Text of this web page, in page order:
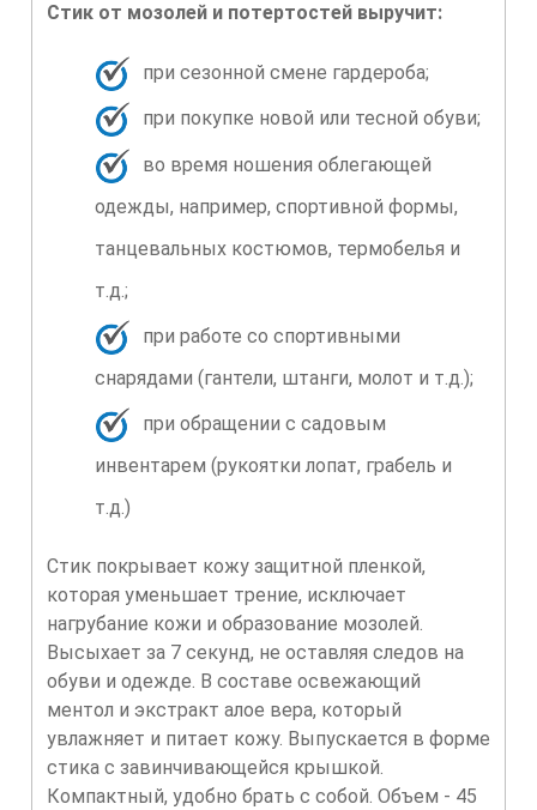
Стик от мозолей и потертостей выручит:
при сезонной смене гардероба;
при покупке новой или тесной обуви;
во время ношения облегающей
одежды, например, спортивной формы,
танцевальных костюмов, термобелья и
т.д.;
при работе со спортивными
снарядами (гантели, штанги, молот и т.д.);
при обращении с садовым
инвентарем (рукоятки лопат, грабель и
т.д.)
Стик покрывает кожу защитной пленкой,
которая уменьшает трение, исключает
нагрубание кожи и образование мозолей.
Высыхает за 7 секунд, не оставляя следов на
обуви и одежде. В составе освежающий
ментол и экстракт алое вера, который
увлажняет и питает кожу. Выпускается в форме
стика с завинчивающейся крышкой.
Компактный, удобно брать с собой. Объем - 45